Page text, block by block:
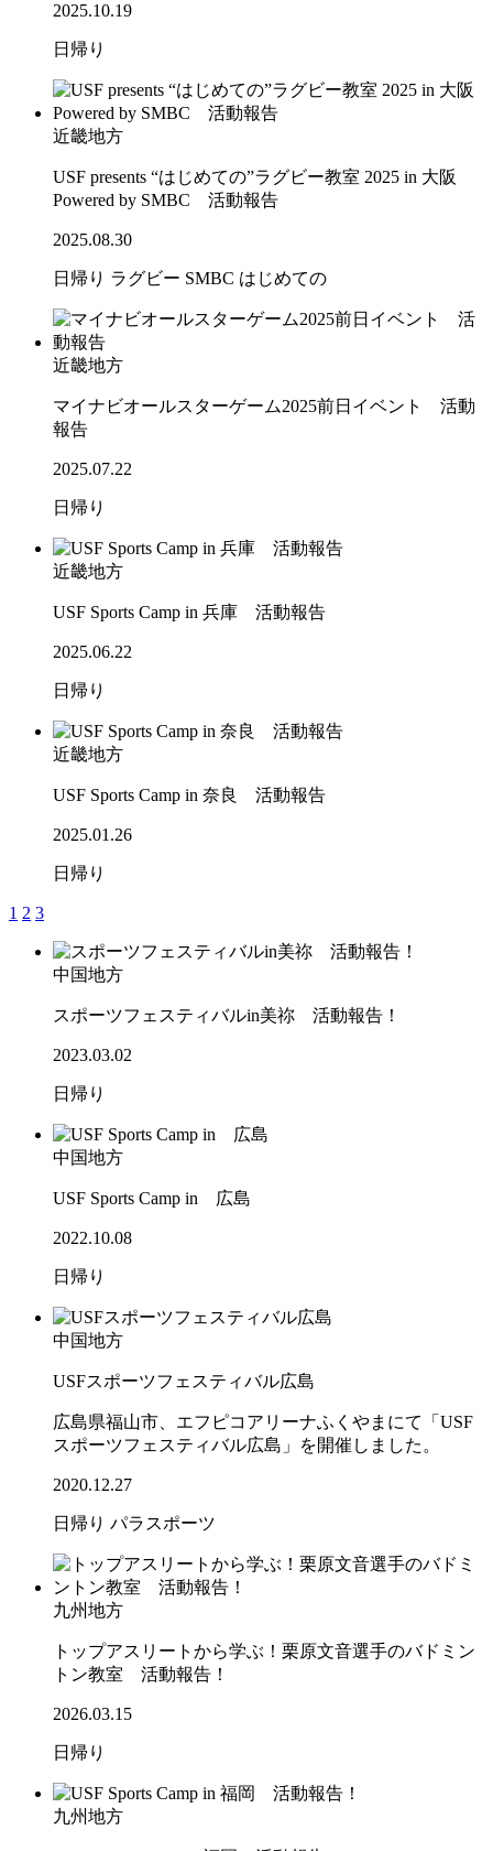
2025.10.19
日帰り
近畿地方
USF presents “はじめての”ラグビー教室 2025 in 大阪
Powered by SMBC 活動報告
2025.08.30
日帰り ラグビー SMBC はじめての
近畿地方
マイナビオールスターゲーム2025前日イベント 活動
報告
2025.07.22
日帰り
近畿地方
USF Sports Camp in 兵庫 活動報告
2025.06.22
日帰り
近畿地方
USF Sports Camp in 奈良 活動報告
2025.01.26
日帰り
1 2 3
中国地方
スポーツフェスティバルin美祢 活動報告！
2023.03.02
日帰り
中国地方
USF Sports Camp in 広島
2022.10.08
日帰り
中国地方
USFスポーツフェスティバル広島
広島県福山市、エフピコアリーナふくやまにて「USF
スポーツフェスティバル広島」を開催しました。
2020.12.27
日帰り パラスポーツ
九州地方
トップアスリートから学ぶ！栗原文音選手のバドミン
トン教室 活動報告！
2026.03.15
日帰り
九州地方